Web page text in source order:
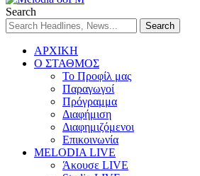
Search
ΑΡΧΙΚΗ
Ο ΣΤΑΘΜΟΣ
Το Προφίλ μας
Παραγωγοί
Πρόγραμμα
Διαφήμιση
Διαφημιζόμενοι
Επικοινωνία
MELODIA LIVE
Άκουσε LIVE